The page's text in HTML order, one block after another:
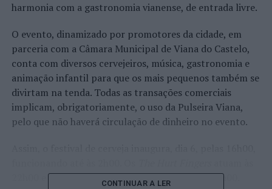
harmonia com a gastronomia vianense, de entrada livre.
O evento, dinamizado por promotores da cidade, em
parceria com a Câmara Municipal de Viana do Castelo,
conta com diversos cervejeiros, música, gastronomia e
animação infantil para que os mais pequenos também se
divirtam na tenda. Todas as transações comerciais
implicam, obrigatoriamente, o uso da Pulseira Viana,
pelo que não haverá circulação de dinheiro no evento.
22h00 e DJ Tony Brito dinamiza a festa pelas 00h00.
CONTINUAR A LER